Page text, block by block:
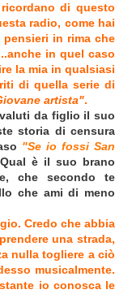
di questo
radio, come hai
pensieri in rima che
in quel caso
la mia in qualsiasi
di quella serie di
artista".
da figlio il suo
storia di censura
"Se io fossi San
è il suo brano
che secondo te
che ami di meno
Credo che abbia
una strada,
nulla togliere a ciò
musicalmente.
io conosca le